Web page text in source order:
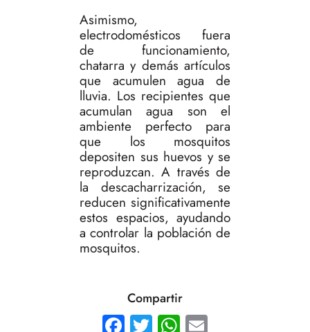
Asimismo,
electrodomésticos fuera
de funcionamiento,
chatarra y demás artículos
que acumulen agua de
lluvia. Los recipientes que
acumulan agua son el
ambiente perfecto para
que los mosquitos
depositen sus huevos y se
reproduzcan. A través de
la descacharrización, se
reducen significativamente
estos espacios, ayudando
a controlar la población de
mosquitos.
Compartir
Facebook
TwitterWhatsApp